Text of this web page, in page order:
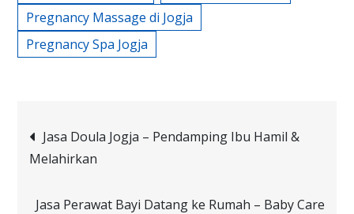
Pregnancy Massage di Jogja
Pregnancy Spa Jogja
Post
navigation
Jasa Doula Jogja – Pendamping Ibu Hamil &
Melahirkan
Jasa Perawat Bayi Datang ke Rumah – Baby Care